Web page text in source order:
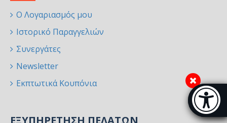
Μπάρα
Ο Λογαριασμός μου
Ιστορικό Παραγγελιών
Συνεργάτες
Newsletter
Εκπτωτικά Κουπόνια
ΕΞΥΠΗΡΈΤΗΣΗ ΠΕΛΑΤΏΝ